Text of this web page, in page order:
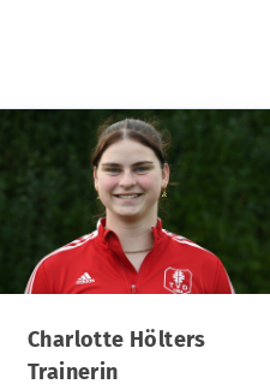
Charlotte Hölters
Trainerin